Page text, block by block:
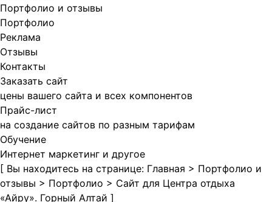
Портфолио и отзывы
Портфолио
Реклама
Отзывы
Контакты
Заказать сайт
цены вашего сайта и всех компонентов
Прайс-лист
на создание сайтов по разным тарифам
Обучение
Интернет маркетинг и другое
[ Вы находитесь на странице: Главная > Портфолио и
отзывы > Портфолио > Сайт для Центра отдыха
«Айру». Горный Алтай ]